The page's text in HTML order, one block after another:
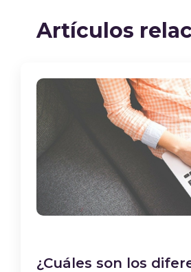
Artículos
¿Cuáles son los